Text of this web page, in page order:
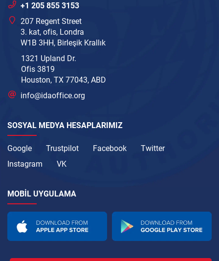
+1 205 855 3153
207 Regent Street
3. kat, ofis, Londra
W1B 3HH, Birleşik Krallık
1321 Upland Dr.
Ofis 3819
Houston, TX 77043, ABD
info@idaoffice.org
SOSYAL MEDYA HESAPLARIMIZ
Google Trustpilot Facebook
Twitter
Instagram
VK
MOBIL UYGULAMA